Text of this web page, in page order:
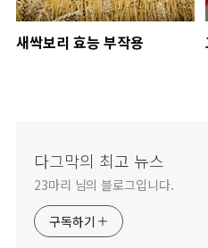
새싹보리 효능 부작용
다그막의 최고 뉴스
23마리 님의 블로그입니다.
구독하기